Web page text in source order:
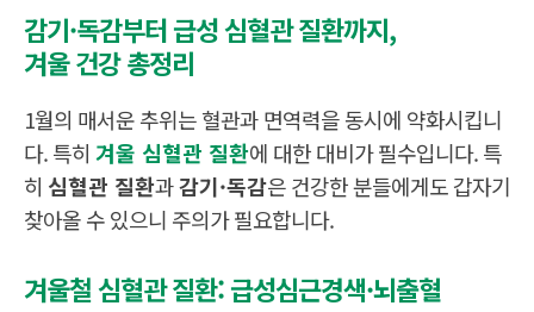
감기·독감부터 급성 심혈관 질환까지,
겨울 건강 총정리
1월의 매서운 추위는 혈관과 면역력을 동시에 약화시킵니
다. 특히 겨울 심혈관 질환에 대한 대비가 필수입니다. 특
히 심혈관 질환과감기·독감은 건강한 분들에게도 갑자기
찾아올 수 있으니 주의가 필요합니다.
겨울철 심혈관 질환: 급성심근경색·뇌출혈